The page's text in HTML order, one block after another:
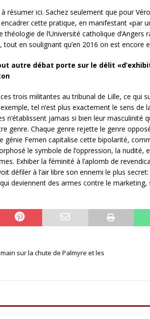
résumer ici. Sachez seulement que pour
cette pratique, en manifestant
de l’Université catholique d’Angers
en soulignant qu’en 2016 on est
autre débat porte sur le délit
trois militantes au tribunal de Lille, ce qui
tel n’est plus exactement le sens de
n’établissent jamais si bien leur
genre. Chaque genre rejette le genre
Femen capitalise cette bipolarité,
le symbole de l’oppression, la nudité,
Exhiber la féminité à l’aplomb de
défiler à l’air libre son ennemi le plus
deviennent des armes contre le
sur la chute de Palmyre et les